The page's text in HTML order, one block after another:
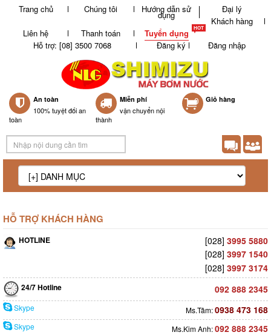
Trang chủ Chúng tôi Hướng dẫn sử
dụng
Đại lý
Khách hàng
Liên hệ
Thanh toán
Tuyển dụng
Đăng nhập
Đăng ký
Hỗ trợ: [08] 3500 7068
An toàn
100% tuyệt đối an
toàn
Miễn phí
vận chuyển nội
thành
0 Giỏ hàng
HỖ TRỢ KHÁCH HÀNG
HOTLINE [028] 3995 5880
[028] 3997 1540
[028] 3997 3174
24/7 Hotline 092 888 2345
Skype Ms.Tâm:0938 473 168
Skype Ms.Kim Anh:092 888 2345